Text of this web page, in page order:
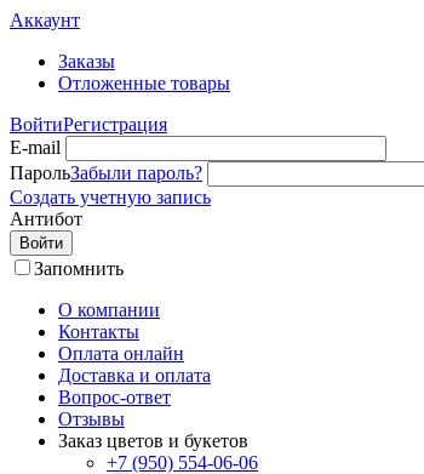
Аккаунт
Заказы
Отложенные товары
ВойтиРегистрация
E-mail
ПарольЗабыли пароль?
Создать учетную запись
Антибот
Войти
Запомнить
О компании
Контакты
Оплата онлайн
Доставка и оплата
Вопрос-ответ
Отзывы
Заказ цветов и букетов
+7 (950) 554-06-06